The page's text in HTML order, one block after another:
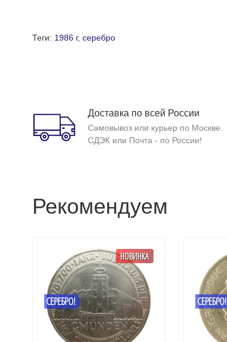
Теги: 1986 г, серебро
Доставка по всей России
Самовывоз или курьер по Москве.
СДЭК или Почта - по России!
Рекомендуем
СЕРЕБРО!
НОВИНКА
СЕРЕБРО!